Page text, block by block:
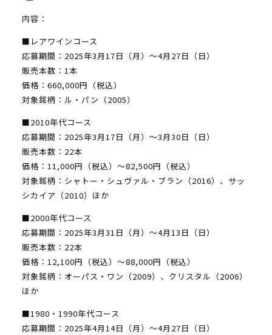
内容：
■レアワインコース
応募期間：2025年3月17日（月）～4月27日（日）
販売本数：1本
価格：660,000円（税込）
対象銘柄：ル・パン（2005）
■2010年代コース
応募期間：2025年3月17日（月）～3月30日（日）
販売本数：22本
価格：11,000円（税込）～82,500円（税込）
対象銘柄：シャトー・シュヴァル・ブラン（2016）、サッ
シカイア（2010）ほか
■2000年代コース
応募期間：2025年3月31日（月）～4月13日（日）
販売本数：22本
価格：12,100円（税込）～88,000円（税込）
対象銘柄：オーパス・ワン（2009）、クリスタル（2006）
ほか
■1980・1990年代コース
応募期間：2025年4月14日（月）～4月27日（日）